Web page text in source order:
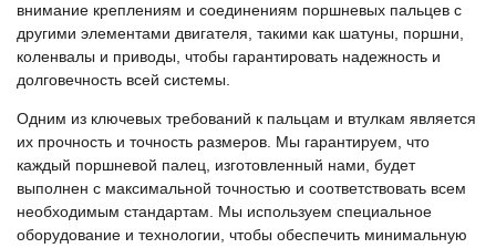
внимание креплениям и соединениям поршневых пальцев с
другими элементами двигателя, такими как шатуны, поршни,
коленвалы и приводы, чтобы гарантировать надежность и
долговечность всей системы.
Одним из ключевых требований к пальцам и втулкам является
их прочность и точность размеров. Мы гарантируем, что
каждый поршневой палец, изготовленный нами, будет
выполнен с максимальной точностью и соответствовать всем
необходимым стандартам. Мы используем специальное
оборудование и технологии, чтобы обеспечить минимальную